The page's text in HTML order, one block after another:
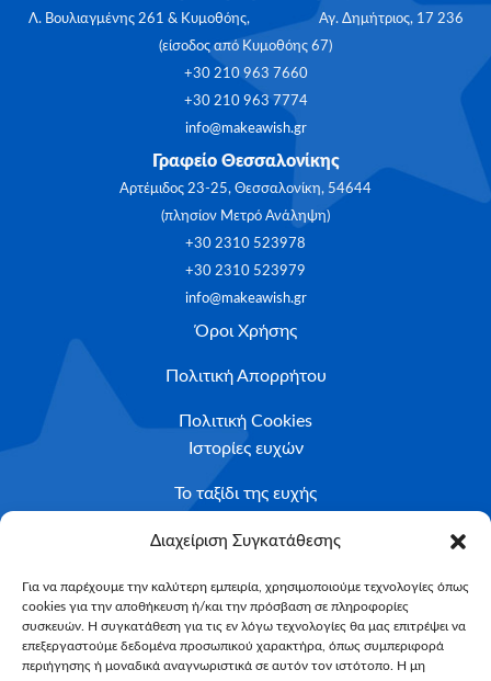
Διαχείριση Συγκατάθεσης
Για να παρέχουμε την καλύτερη εμπειρία, χρησιμοποιούμε τεχνολογίες όπως
cookies για την αποθήκευση ή/και την πρόσβαση σε πληροφορίες
συσκευών. Η συγκατάθεση για τις εν λόγω τεχνολογίες θα μας επιτρέψει να
επεξεργαστούμε δεδομένα προσωπικού χαρακτήρα, όπως συμπεριφορά
περιήγησης ή μοναδικά αναγνωριστικά σε αυτόν τον ιστότοπο. Η μη
Λ. Βουλιαγμένης 261 & Κυμοθόης, Αγ. Δημήτριος, 17 236
(είσοδος από Κυμοθόης 67)
+30 210 963 7660
+30 210 963 7774
info@makeawish.gr
Γραφείο Θεσσαλονίκης
Αρτέμιδος 23-25, Θεσσαλονίκη, 54644
(πλησίον Μετρό Ανάληψη)
+30 2310 523978
+30 2310 523979
info@makeawish.gr
Όροι Χρήσης
Πολιτική Απορρήτου
Πολιτική Cookies
Ιστορίες ευχών
Το ταξίδι της ευχής
Κριτήρια Καταλληλότητας
Υποβολή Αιτήματος
NEWSLETTER
Email*